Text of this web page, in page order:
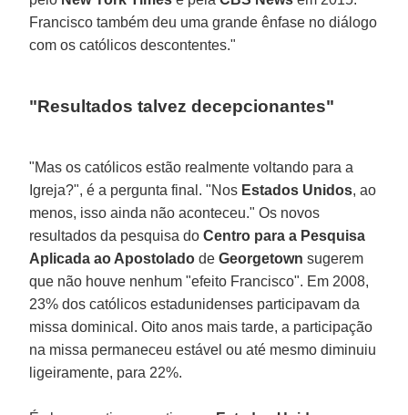
Francisco também deu uma grande ênfase no diálogo
com os católicos descontentes."
"Resultados talvez decepcionantes"
"Mas os católicos estão realmente voltando para a
Igreja?", é a pergunta final. "Nos Estados Unidos, ao
menos, isso ainda não aconteceu." Os novos
resultados da pesquisa doCentro para a Pesquisa
Aplicada ao Apostolado deGeorgetown sugerem
que não houve nenhum "efeito Francisco". Em 2008,
23% dos católicos estadunidenses participavam da
missa dominical. Oito anos mais tarde, a participação
na missa permaneceu estável ou até mesmo diminuiu
ligeiramente, para 22%.